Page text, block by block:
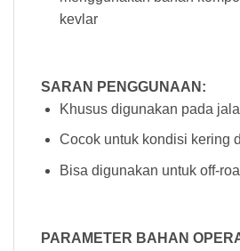
kevlar
SARAN PENGGUNAAN:
Khusus digunakan pada
Cocok untuk kondisi kering
Bisa digunakan untuk off-
PARAMETER BAHAN